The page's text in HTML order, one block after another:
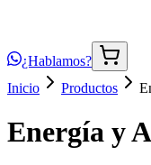
¿Hablamos?
Inicio
Productos
Energía y